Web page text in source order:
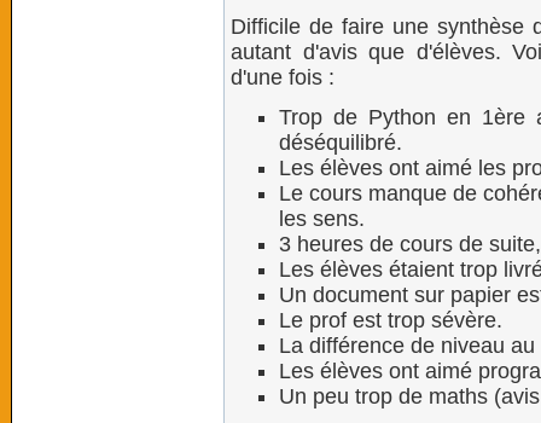
Difficile de faire une synthèse
autant d'avis que d'élèves.
d'une fois :
Trop de Python en 1ère
déséquilibré.
Les élèves ont aimé les
Le cours manque de
les sens.
3 heures de cours de
Les élèves étaient trop
Un document sur papier
Le prof est trop sévère.
La différence de niveau
Les élèves ont aimé
Un peu trop de maths